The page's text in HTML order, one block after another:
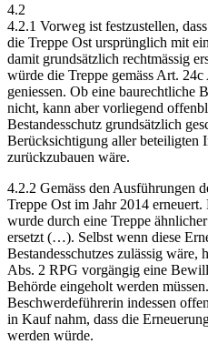
4.2
4.2.1 Vorweg ist festzustellen,
die Treppe Ost ursprünglich mit
damit grundsätzlich rechtmässig
würde die Treppe gemäss Art.
geniessen. Ob eine baurechtliche
nicht, kann aber vorliegend
Bestandesschutz grundsätzlich
Berücksichtigung aller beteiligten
zurückzubauen wäre.
4.2.2 Gemäss den Ausführungen
Treppe Ost im Jahr 2014
wurde durch eine Treppe
ersetzt (…). Selbst wenn diese
Bestandesschutzes zulässig wäre,
Abs. 2 RPG vorgängig eine
Behörde eingeholt werden
Beschwerdeführerin indessen
in Kauf nahm, dass die
werden würde.